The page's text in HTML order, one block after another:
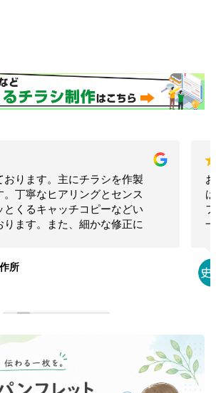
良かった！！相談したらこちらで
うな構成でインパクトのあるリー
くださいました！！素晴らしいの
！今後も何かの時にお願いしたい